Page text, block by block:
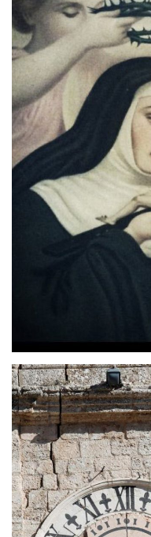
Mostra
della Civiltà
Adiacente
poco distante da
Antichi Mestieri e